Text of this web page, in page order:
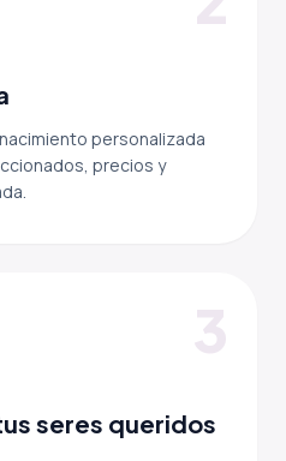
personalizada
precios y
3
seres queridos